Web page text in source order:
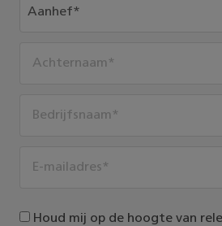
Houd mij op de hoogte van